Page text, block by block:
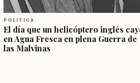
POLÍTICA
El día que un helicóptero inglés
en Agua Fresca en plena Guerra de
las Malvinas